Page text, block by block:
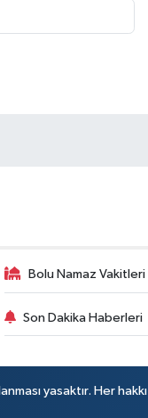
Bolu Namaz Vakitleri
Son Dakika Haberleri
yasaktır. Her hakkı